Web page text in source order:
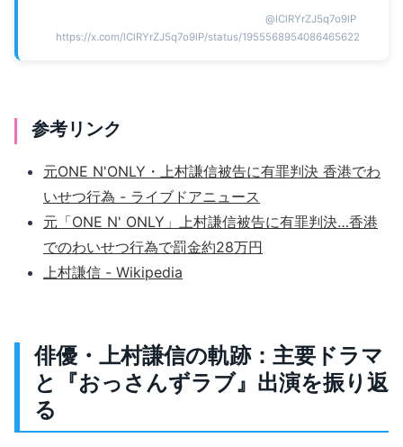
@lClRYrZJ5q7o9lP
https://x.com/lClRYrZJ5q7o9lP/status/1955568954086465622
参考リンク
元ONE N'ONLY・上村謙信被告に有罪判決 香港でわ
いせつ行為 - ライブドアニュース
元「ONE N' ONLY」上村謙信被告に有罪判決…香港
でのわいせつ行為で罰金約28万円
上村謙信 - Wikipedia
俳優・上村謙信の軌跡：主要ドラマ
と『おっさんずラブ』出演を振り返
る